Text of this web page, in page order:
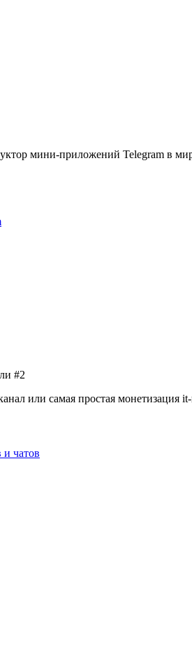
мини-приложений Telegram в
#2
или самая простая монетизация
чатов